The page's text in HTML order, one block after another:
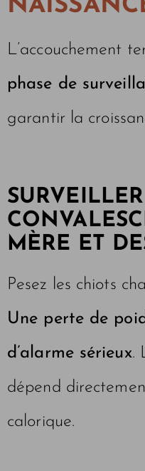
L’accouchement
phase de
garantir la
MÈRE ET
Pesez les chiots
Une perte de
d’alarme sérieux.
dépend
calorique.